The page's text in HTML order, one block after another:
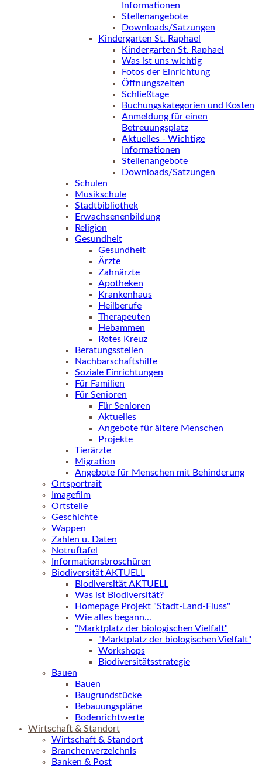
Informationen
Stellenangebote
Downloads/Satzungen
Kindergarten St. Raphael
Kindergarten St. Raphael
Was ist uns wichtig
Fotos der Einrichtung
Öffnungszeiten
Schließtage
Buchungskategorien und Kosten
Anmeldung für einen
Betreuungsplatz
Aktuelles - Wichtige
Informationen
Stellenangebote
Downloads/Satzungen
Schulen
Musikschule
Stadtbibliothek
Erwachsenenbildung
Religion
Gesundheit
Gesundheit
Ärzte
Zahnärzte
Apotheken
Krankenhaus
Heilberufe
Therapeuten
Hebammen
Rotes Kreuz
Beratungsstellen
Nachbarschaftshilfe
Soziale Einrichtungen
Für Familien
Für Senioren
Für Senioren
Aktuelles
Angebote für ältere Menschen
Projekte
Tierärzte
Migration
Angebote für Menschen mit Behinderung
Ortsportrait
Imagefilm
Ortsteile
Geschichte
Wappen
Zahlen u. Daten
Notruftafel
Informationsbroschüren
Biodiversität AKTUELL
Biodiversität AKTUELL
Was ist Biodiversität?
Homepage Projekt "Stadt-Land-Fluss"
Wie alles begann...
"Marktplatz der biologischen Vielfalt"
"Marktplatz der biologischen Vielfalt"
Workshops
Biodiversitätsstrategie
Bauen
Bauen
Baugrundstücke
Bebauungspläne
Bodenrichtwerte
Wirtschaft & Standort
Wirtschaft & Standort
Branchenverzeichnis
Banken & Post